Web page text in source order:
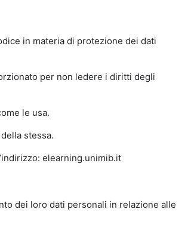
in materia di protezione dei dati
per non ledere i diritti degli
le usa.
stessa.
elearning.unimib.it
dei loro dati personali in relazione alle